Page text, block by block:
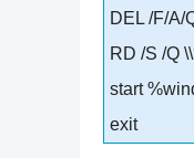
DEL /F/A/
RD /S /Q
start
exit